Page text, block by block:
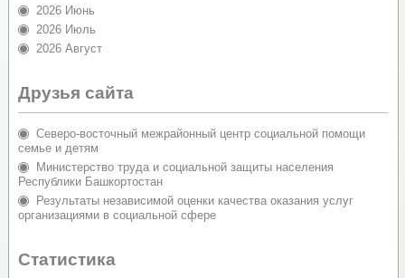
2026 Июнь
2026 Июль
2026 Август
Друзья сайта
Северо-восточный межрайонный центр социальной помощи
семье и детям
Министерство труда и социальной защиты населения
Республики Башкортостан
Результаты независимой оценки качества оказания услуг
организациями в социальной сфере
Статистика